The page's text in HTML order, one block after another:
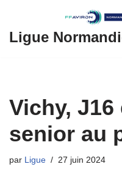
Aller
Ligue
Vichy,
senior au
par Ligue 27 juin 2024